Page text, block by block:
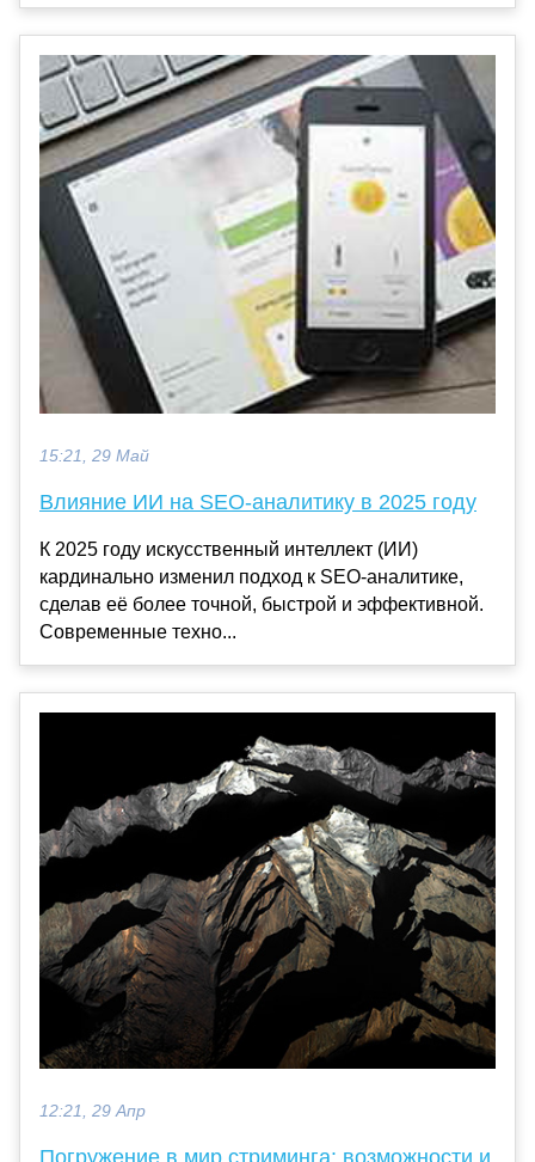
15:21, 29 Май
Влияние ИИ на SEO-аналитику в 2025 году
К 2025 году искусственный интеллект (ИИ)
кардинально изменил подход к SEO-аналитике,
сделав её более точной, быстрой и эффективной.
Современные техно...
12:21, 29 Апр